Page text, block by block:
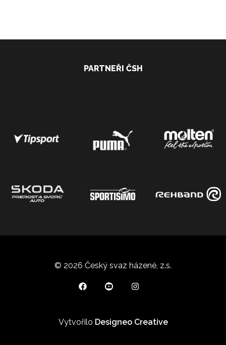
PARTNEŘI ČSH
© 2026 Český svaz házené, z.s.
Vytvořilo Designeo Creative